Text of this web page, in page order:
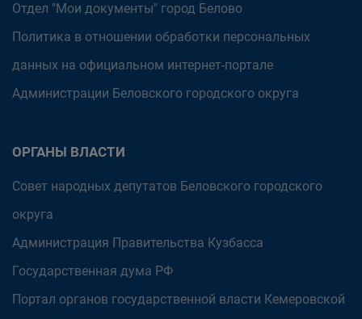
Отдел "Мои документы" город Белово
Политика в отношении обработки персональных
данных на официальном интернет-портале
Администрации Беловского городского округа
ОРГАНЫ ВЛАСТИ
Совет народных депутатов Беловского городского
округа
Администрация Правительства Кузбасса
Государственная дума РФ
Портал органов государственной власти Кемеровской